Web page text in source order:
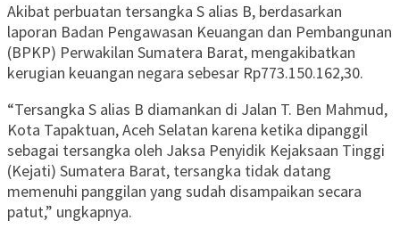
Akibat perbuatan tersangka S alias B, berdasarkan
laporan Badan Pengawasan Keuangan dan Pembangunan
(BPKP) Perwakilan Sumatera Barat, mengakibatkan
kerugian keuangan negara sebesar Rp773.150.162,30.
“Tersangka S alias B diamankan di Jalan T. Ben Mahmud,
Kota Tapaktuan, Aceh Selatan karena ketika dipanggil
sebagai tersangka oleh Jaksa Penyidik Kejaksaan Tinggi
(Kejati) Sumatera Barat, tersangka tidak datang
memenuhi panggilan yang sudah disampaikan secara
patut,” ungkapnya.